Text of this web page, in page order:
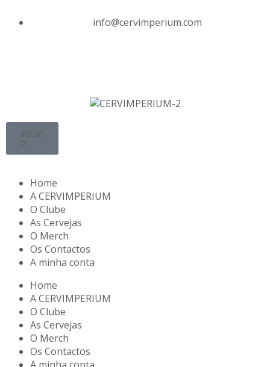
info@cervimperium.com
€0.00
0
Home
A CERVIMPERIUM
O Clube
As Cervejas
O Merch
Os Contactos
A minha conta
Home
A CERVIMPERIUM
O Clube
As Cervejas
O Merch
Os Contactos